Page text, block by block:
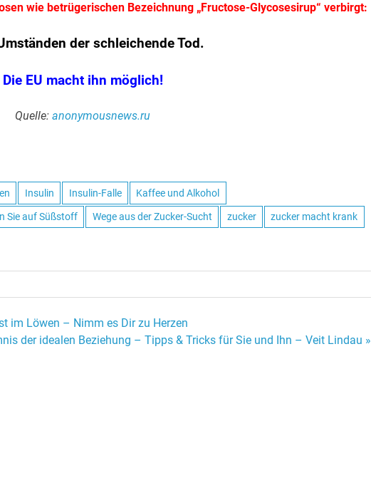
wie betrügerischen Bezeichnung „Fructose-Glycosesirup“ verbirgt:
der schleichende Tod.
Die EU macht ihn möglich!
Quelle:anonymousnews.ru
Insulin Insulin-Falle Kaffee und Alkohol
Sie auf Süßstoff Wege aus der Zucker-Sucht zucker zucker macht krank
im Löwen – Nimm es Dir zu Herzen
der idealen Beziehung – Tipps & Tricks für Sie und Ihn – Veit Lindau »